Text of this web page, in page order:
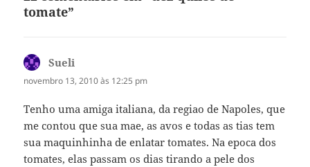
tomate”
Sueli
novembro 13, 2010 às 12:25 pm
Tenho uma amiga italiana, da regiao de Napoles, que
me contou que sua mae, as avos e todas as tias tem
sua maquinhinha de enlatar tomates. Na epoca dos
tomates, elas passam os dias tirando a pele dos